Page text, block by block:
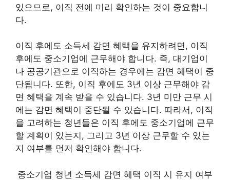
있으므로, 이직 전에 미리 확인하는 것이 중요합니
다.
이직 후에도 소득세 감면 혜택을 유지하려면, 이직
후에도 중소기업에 근무해야 합니다. 즉, 대기업이
나 공공기관으로 이직하는 경우에는 감면 혜택이 중
단됩니다. 또한, 이직 후에도 3년 이상 근무해야 감
면 혜택을 계속 받을 수 있습니다. 3년 미만 근무 시
에는 감면 혜택이 중단될 수 있습니다. 따라서, 이직
을 고려하는 청년들은 이직 후에도 중소기업에 근무
할 계획이 있는지, 그리고 3년 이상 근무할 수 있는
지 여부를 먼저 확인해야 합니다.
중소기업 청년 소득세 감면 혜택 이직 시 유지 여부